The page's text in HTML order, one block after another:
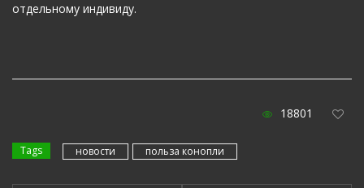
отдельному индивиду.
18801
Tags новости польза конопли